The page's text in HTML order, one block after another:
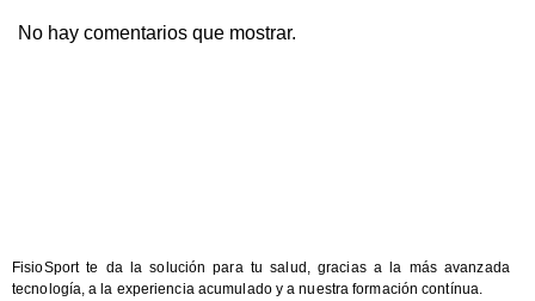
No hay comentarios que mostrar.
FisioSport te da la solución para tu salud, gracias a la más avanzada
tecnología, a la experiencia acumulado y a nuestra formación contínua.